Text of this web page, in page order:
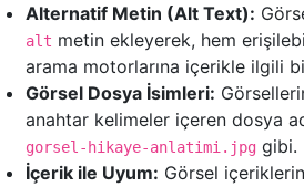
Alternatif Metin (Alt Text):
alt metin ekleyerek, hem
arama motorlarına içerikle ilgili
Görsel Dosya İsimleri:
anahtar kelimeler içeren dosya
gorsel-hikaye-anlatimi.jpg gibi.
İçerik ile Uyum: Görsel